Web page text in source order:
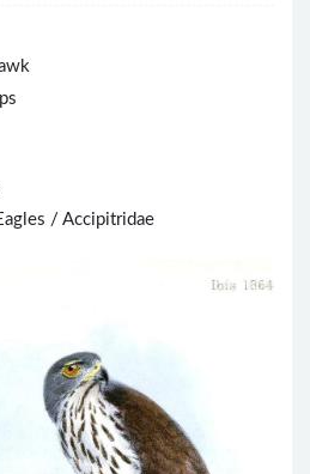
/ Accipitridae